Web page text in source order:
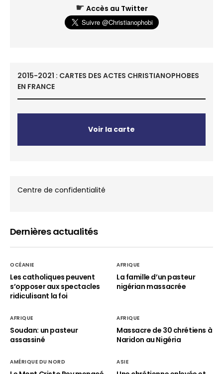
☛ Accès au Twitter
2015-2021 : CARTES DES ACTES CHRISTIANOPHOBES
EN FRANCE
Voir la carte
Centre de confidentialité
Dernières actualités
OCÉANIE
Les catholiques peuvent
s’opposer aux spectacles
ridiculisant la foi
AFRIQUE
La famille d’un pasteur
nigérian massacrée
AFRIQUE
Soudan: un pasteur
assassiné
AFRIQUE
Massacre de 30 chrétiens à
Naridon au Nigéria
AMÉRIQUE DU NORD ASIE